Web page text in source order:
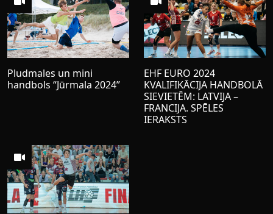
Pludmales un mini
handbols “Jūrmala 2024”
EHF EURO 2024
KVALIFIKĀCIJA HANDBOLĀ
SIEVIETĒM: LATVIJA –
FRANCIJA. SPĒLES
IERAKSTS